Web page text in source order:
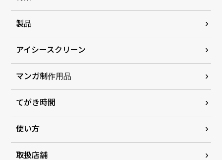
製品
アイシースクリーン
マンガ制作用品
てがき時間
使い方
取扱店舗